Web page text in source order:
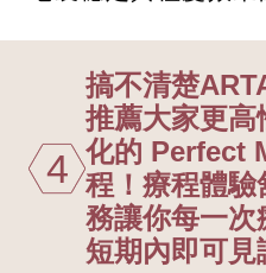
4
搞不清楚
推薦大家更高
化的 Perfect
程！療程體驗
務讓你每一次
短期內即可見